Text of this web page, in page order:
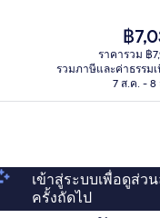
ราคา
ปัจจุบั
คือ
฿7,035
฿
ราคารวม ฿
รวมภาษีและค่าธรรม
7 ส.ค. - 8
เข้าสู่ระบบเพื่อดูส่ว
ครั้งถัดไป